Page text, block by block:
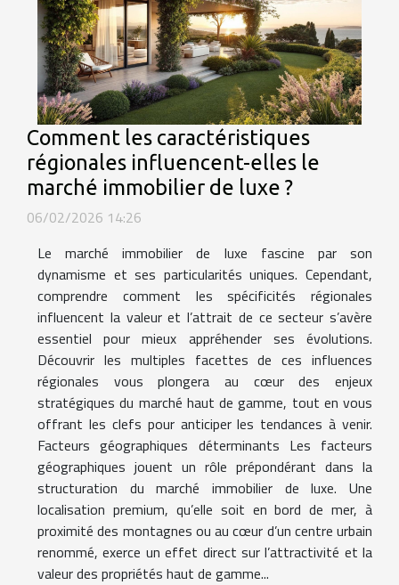
Comment les caractéristiques
régionales influencent-elles le
marché immobilier de luxe ?
06/02/2026 14:26
Le marché immobilier de luxe fascine par son
dynamisme et ses particularités uniques. Cependant,
comprendre comment les spécificités régionales
influencent la valeur et l’attrait de ce secteur s’avère
essentiel pour mieux appréhender ses évolutions.
Découvrir les multiples facettes de ces influences
régionales vous plongera au cœur des enjeux
stratégiques du marché haut de gamme, tout en vous
offrant les clefs pour anticiper les tendances à venir.
Facteurs géographiques déterminants Les facteurs
géographiques jouent un rôle prépondérant dans la
structuration du marché immobilier de luxe. Une
localisation premium, qu’elle soit en bord de mer, à
proximité des montagnes ou au cœur d’un centre urbain
renommé, exerce un effet direct sur l’attractivité et la
valeur des propriétés haut de gamme...